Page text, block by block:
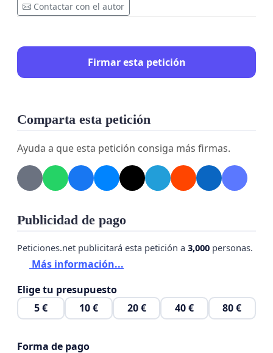
Presentar penas:
•Si es un delito cometido entre pareja, que un
sueldo, sea destinado a Castraciones.
índole.
inmediato Y hacer chequeos veterinarios para
descartar infecciones en sus partes íntimas.
Contactar con el autor
Firmar esta petición
Comparta esta petición
Ayuda a que esta petición consiga más firmas.
Publicidad de pago
Peticiones.net publicitará esta petición a 3,000 personas.
Más información...
Elige tu presupuesto
5 €
10 € 20 € 40 € 80 €
Forma de pago